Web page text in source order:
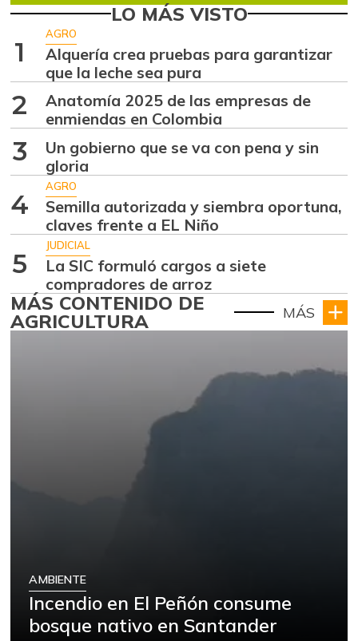
LO MÁS VISTO
1
AGRO
Alquería crea pruebas para garantizar
que la leche sea pura
2
Anatomía 2025 de las empresas de
enmiendas en Colombia
3
Un gobierno que se va con pena y sin
gloria
4
AGRO
Semilla autorizada y siembra oportuna,
claves frente a EL Niño
5
JUDICIAL
La SIC formuló cargos a siete
compradores de arroz
MÁS CONTENIDO DE
AGRICULTURA MÁS
AMBIENTE
Incendio en El Peñón consume
bosque nativo en Santander